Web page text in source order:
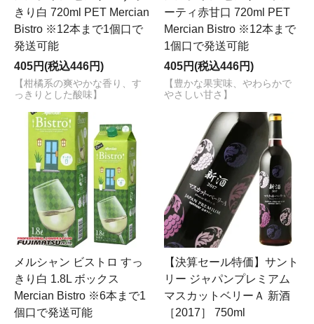
きり白 720ml PET Mercian
Bistro ※12本まで1個口で
発送可能
405円(税込446円)
【柑橘系の爽やかな香り、す
っきりとした酸味】
ーティ赤甘口 720ml PET
Mercian Bistro ※12本まで
1個口で発送可能
405円(税込446円)
【豊かな果実味、やわらかで
やさしい甘さ】
メルシャン ビストロ すっ
きり白 1.8L ボックス
Mercian Bistro ※6本まで1
個口で発送可能
【決算セール特価】サント
リー ジャパンプレミアム
マスカットベリーＡ 新酒
［2017］ 750ml